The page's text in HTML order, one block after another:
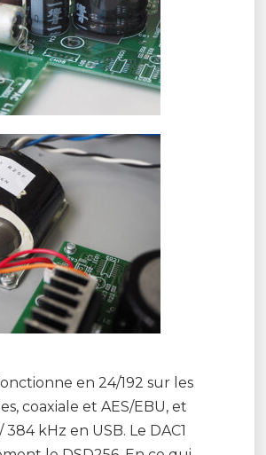
en 24/192 sur les
coaxiale et AES/EBU, et
384 kHz en USB. Le DAC1